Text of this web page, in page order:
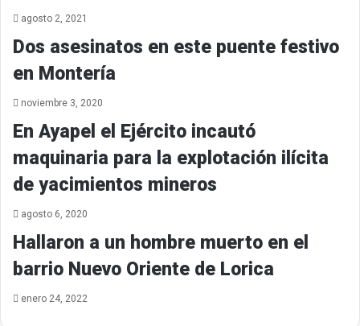
agosto 2, 2021
Dos asesinatos en este puente festivo
en Montería
noviembre 3, 2020
En Ayapel el Ejército incautó
maquinaria para la explotación ilícita
de yacimientos mineros
agosto 6, 2020
Hallaron a un hombre muerto en el
barrio Nuevo Oriente de Lorica
enero 24, 2022